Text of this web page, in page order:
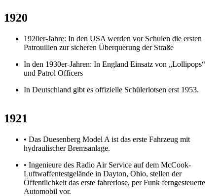
1920
1920er-Jahre: In den USA werden vor Schulen die ersten
Patrouillen zur sicheren Überquerung der Straße
In den 1930er-Jahren: In England Einsatz von „Lollipops“
und Patrol Officers
In Deutschland gibt es offizielle Schülerlotsen erst 1953.
1921
• Das Duesenberg Model A ist das erste Fahrzeug mit
hydraulischer Bremsanlage.
• Ingenieure des Radio Air Service auf dem McCook-
Luftwaffentestgelände in Dayton, Ohio, stellen der
Öffentlichkeit das erste fahrerlose, per Funk ferngesteuerte
Automobil vor.